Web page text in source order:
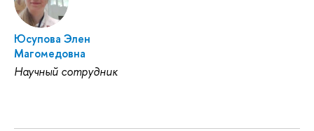
Юсупова Элен
Магомедовна
Научный сотрудник